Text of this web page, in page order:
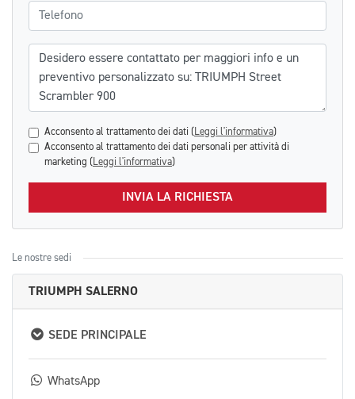
Telefono
Messaggio
Acconsento al trattamento dei dati ( Leggi l'informativa)
Acconsento al trattamento dei dati personali per attività di
marketing ( Leggi l'informativa)
INVIA LA RICHIESTA
Le nostre sedi
TRIUMPH SALERNO
SEDE PRINCIPALE
WhatsApp